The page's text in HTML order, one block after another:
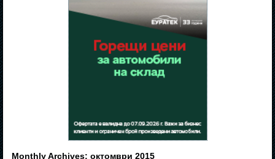
Monthly Archives:октомври 2015